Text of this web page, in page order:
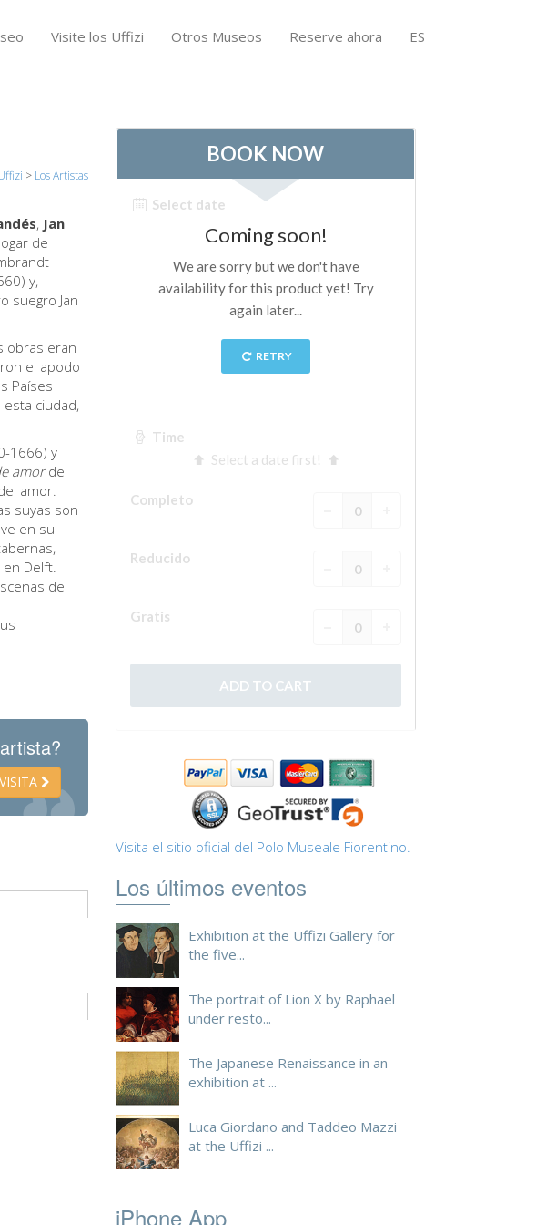
Visite los Uffizi Otros Museos Reserve ahora ES
> Los Artistas
, Jan
de
y,
suegro Jan
obras eran
el apodo
Países
ciudad,
1666) y
amorde
amor.
suyas son
en su
Delft.
de
Visita el sitio oficial del Polo Museale Fiorentino.
Los últimos eventos
Exhibition at the Uffizi Gallery for
the five...
The portrait of Lion X by Raphael
under resto...
The Japanese Renaissance in an
exhibition at ...
Luca Giordano and Taddeo Mazzi
at the Uffizi ...
iPhone App